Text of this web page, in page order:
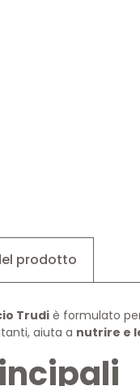
prodotto
Trudi è formulato
aiuta a nutrire e